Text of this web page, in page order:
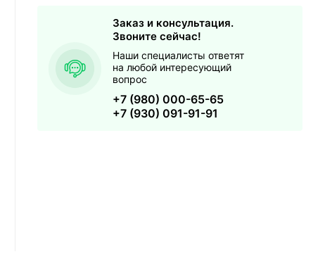
Заказ и консультация.
Звоните сейчас!
Наши специалисты ответят
на любой интересующий
вопрос
+7 (980) 000-65-65
+7 (930) 091-91-91